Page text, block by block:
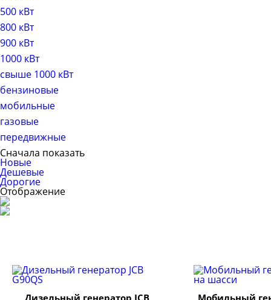
500 кВт
800 кВт
900 кВт
1000 кВт
свыше 1000 кВт
бензиновые
мобильные
газовые
передвижные
Сначала показать
Новые
Дешевые
Дорогие
Отображение
Дизельный генератор JCB Мобильный